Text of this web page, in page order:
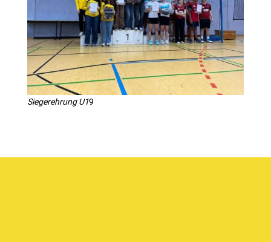
Siegerehrung U19